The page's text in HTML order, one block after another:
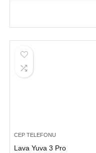
CEP TELEFONU
Lava Yuva 3 Pro